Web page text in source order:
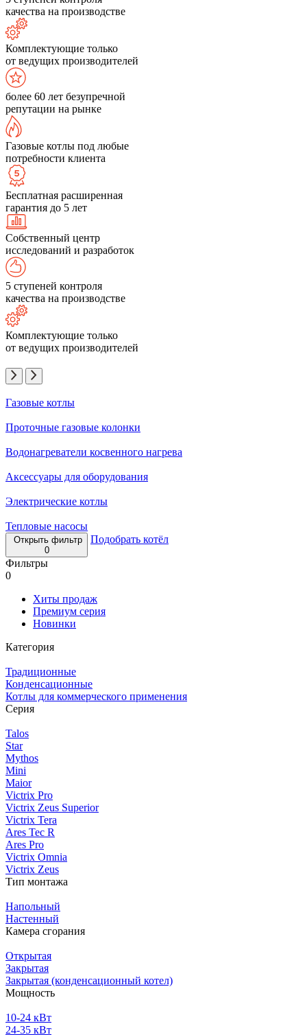
качества на производстве
Комплектующие только
от ведущих производителей
более 60 лет безупречной
репутации на рынке
Газовые котлы под любые
потребности клиента
Бесплатная расширенная
гарантия до 5 лет
Собственный центр
исследований и разработок
5 ступеней контроля
качества на производстве
Комплектующие только
от ведущих производителей
Газовые котлы
Проточные газовые колонки
Водонагреватели косвенного нагрева
Аксессуары для оборудования
Электрические котлы
Тепловые насосы
Открыть фильтр
0
Подобрать котёл
Фильтры
0
Хиты продаж
Премиум серия
Новинки
Категория
Традиционные
Конденсационные
Котлы для коммерческого применения
Серия
Talos
Star
Mythos
Mini
Maior
Victrix Pro
Victrix Zeus Superior
Victrix Tera
Ares Tec R
Ares Pro
Victrix Omnia
Victrix Zeus
Тип монтажа
Напольный
Настенный
Камера сгорания
Открытая
Закрытая
Закрытая (конденсационный котел)
Мощность
10-24 кВт
24-35 кВт